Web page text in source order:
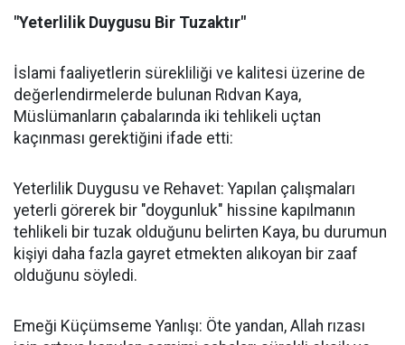
"Yeterlilik Duygusu Bir Tuzaktır"
İslami faaliyetlerin sürekliliği ve kalitesi üzerine de
değerlendirmelerde bulunan Rıdvan Kaya,
Müslümanların çabalarında iki tehlikeli uçtan
kaçınması gerektiğini ifade etti:
Yeterlilik Duygusu ve Rehavet: Yapılan çalışmaları
yeterli görerek bir "doygunluk" hissine kapılmanın
tehlikeli bir tuzak olduğunu belirten Kaya, bu durumun
kişiyi daha fazla gayret etmekten alıkoyan bir zaaf
olduğunu söyledi.
Emeği Küçümseme Yanlışı: Öte yandan, Allah rızası